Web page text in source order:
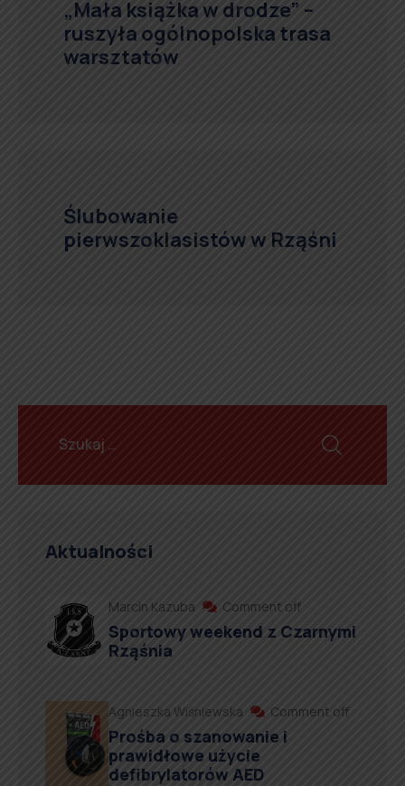
„Mała książka w drodze” –
ruszyła ogólnopolska trasa
warsztatów
Ślubowanie
pierwszoklasistów w Rząśni
Aktualności
Marcin Kazuba Comment off
Sportowy weekend z Czarnymi
Rząśnia
Agnieszka Wiśniewska Comment off
Prośba o szanowanie i
prawidłowe użycie
defibrylatorów AED